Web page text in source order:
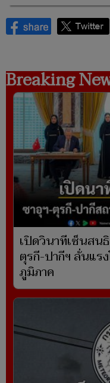
Breaking
เปิดวินาทีเซ็นสน
ตุรกี-ปากีฯ ลั่นแร
ภูมิภาค